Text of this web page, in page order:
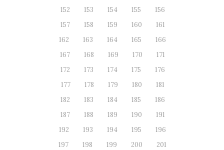
152
153 154 155
156
157
158 159 160
161
162
163 164 165
166
167
168 169 170
171
172
173 174 175
176
177
178 179 180
181
182
183 184 185
186
187
188 189 190
191
192
193 194 195
196
197
198 199 200
201